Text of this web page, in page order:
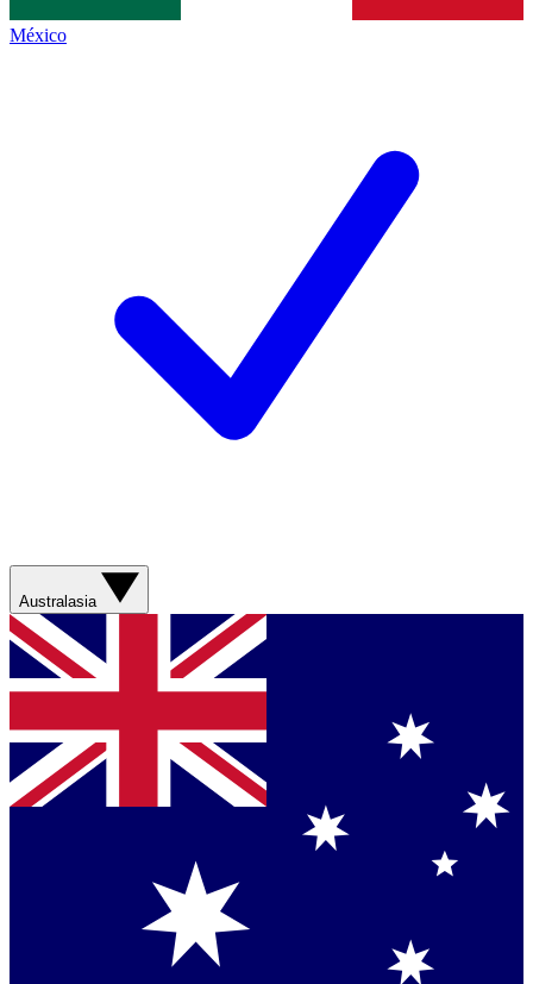
México
Australasia